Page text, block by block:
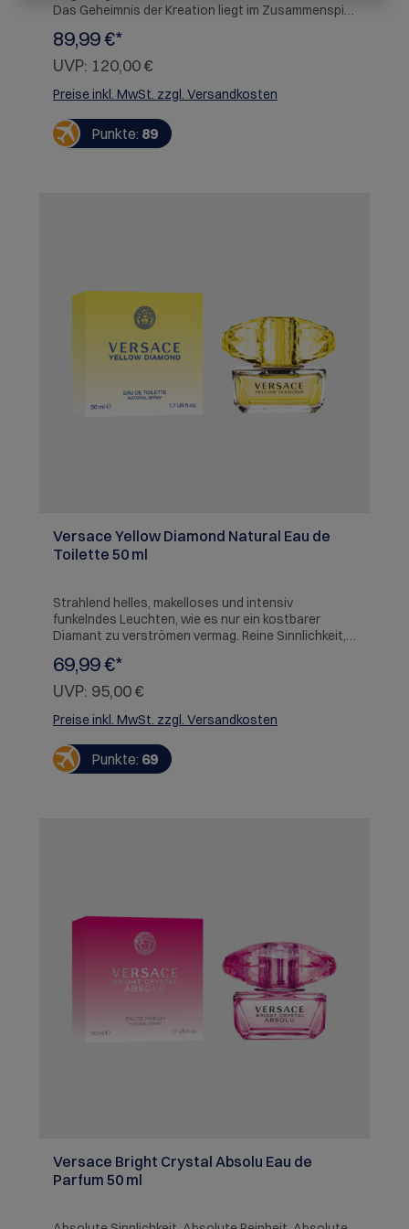
Das Geheimnis der Kreation liegt im Zusammenspiel
intensiven Blütennoten und strahlenden
Holzakkorden.
89,99 €*
UVP: 120,00 €
Preise inkl. MwSt. zzgl. Versandkosten
Punkte: 89
Versace Yellow Diamond Natural Eau de
Toilette 50 ml
Strahlend helles, makelloses und intensiv
funkelndes Leuchten, wie es nur ein kostbarer
Diamant zu verströmen vermag. Reine Sinnlichkeit,
authentisches Juwel von glamouröser Schönheit.
Ein betörender Duft mit ganz n euen floralen
Akzenten. Verführerisch und feminin, ganz im
unverwechselbaren Stil von Versace.
69,99 €*
UVP: 95,00 €
Preise inkl. MwSt. zzgl. Versandkosten
Punkte: 69
Versace Bright Crystal Absolu Eau de
Parfum 50 ml